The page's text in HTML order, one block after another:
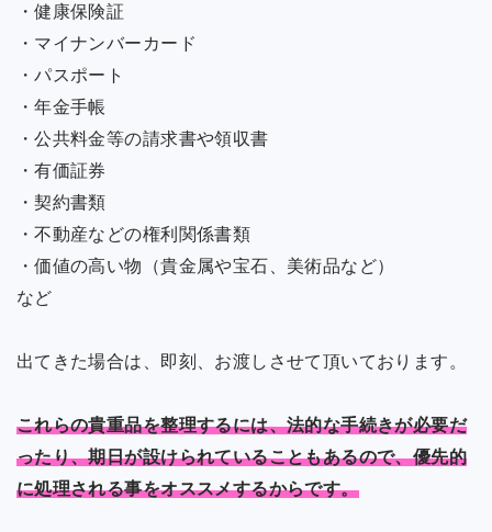
・健康保険証
・マイナンバーカード
・パスポート
・年金手帳
・公共料金等の請求書や領収書
・有価証券
・契約書類
・不動産などの権利関係書類
・価値の高い物（貴金属や宝石、美術品など）
など
出てきた場合は、即刻、お渡しさせて頂いております。
これらの貴重品を整理するには、法的な手続きが必要だ
ったり、期日が設けられていることもあるので、優先的
に処理される事をオススメするからです。